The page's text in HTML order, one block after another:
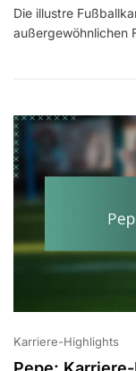
Die illustre
außergewöhnlichen
Karriere-Highlights